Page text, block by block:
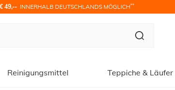
49,-- INNERHALB DEUTSCHLANDS MÖGLICH**
Reinigungsmittel Teppiche & Läufer